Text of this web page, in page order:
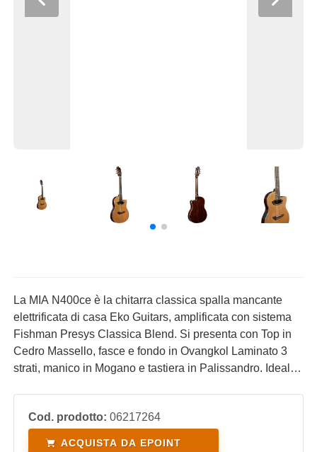
Previous Next
La MIA N400ce è la chitarra classica spalla mancante
elettrificata di casa Eko Guitars, amplificata con sistema
Fishman Presys Classica Blend. Si presenta con Top in
Cedro Massello, fasce e fondo in Ovangkol Laminato 3
strati, manico in Mogano e tastiera in Palissandro. Ideale
Cod. prodotto: 06217264
ACQUISTA DA EPOINT